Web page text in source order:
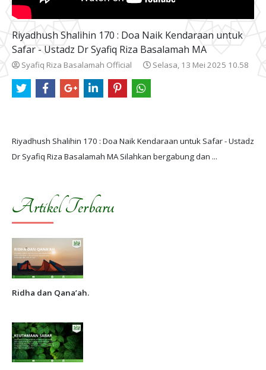
Riyadhush Shalihin 170 : Doa Naik Kendaraan untuk
Safar - Ustadz Dr Syafiq Riza Basalamah MA
Syafiq Riza Basalamah Official Selasa, 13 Mei 2025 10.58
Riyadhush Shalihin 170 : Doa Naik Kendaraan untuk Safar - Ustadz
Artikel Terbaru
Ridha dan Qana’ah.